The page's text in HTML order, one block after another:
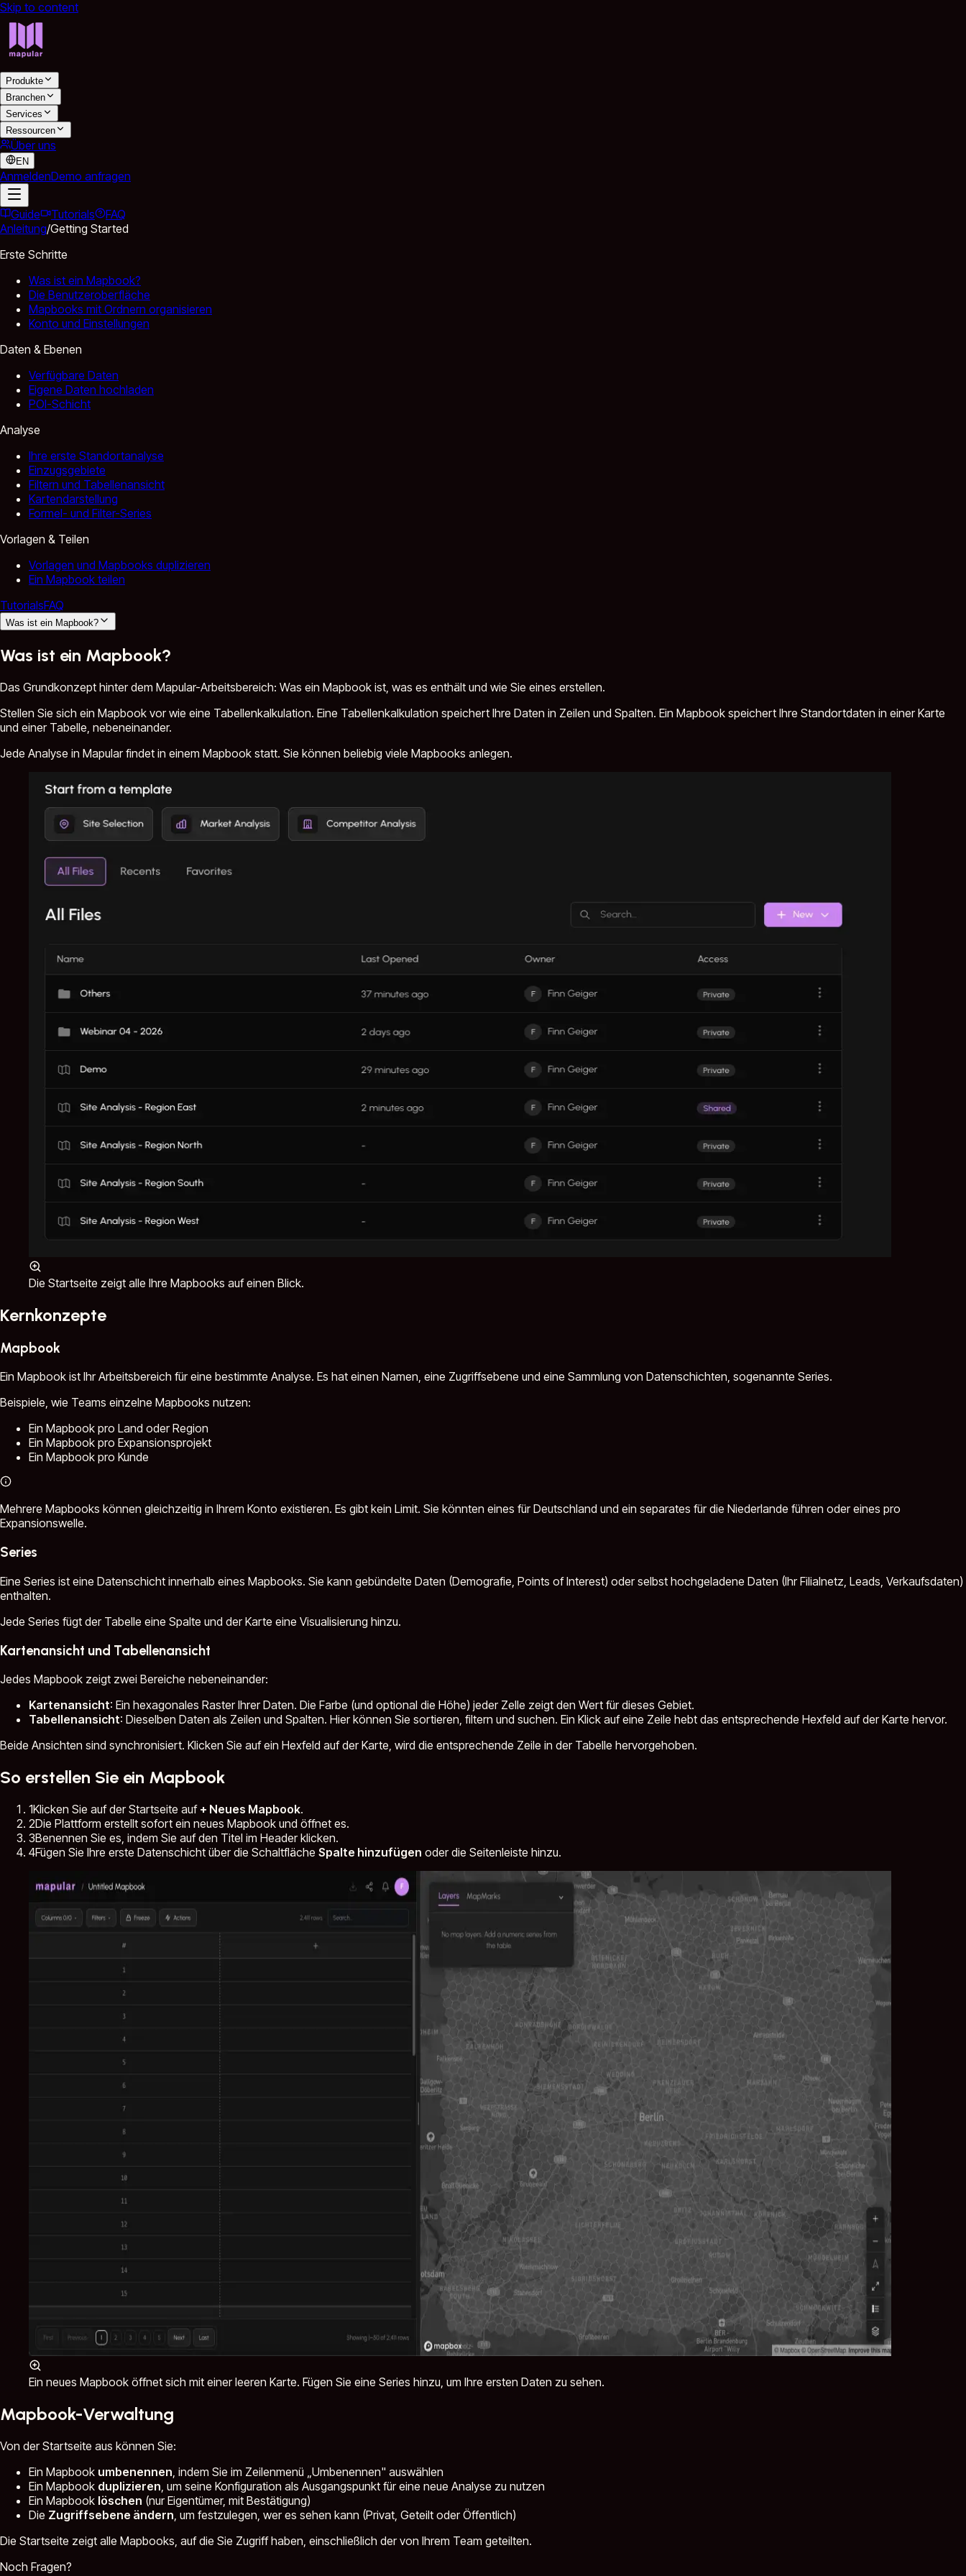
Skip to content
Produkte
Branchen
Services
Ressourcen
Über uns
EN
AnmeldenDemo anfragen
Guide Tutorials
FAQ
Anleitung/Getting Started
Erste Schritte
Was ist ein Mapbook?
Die Benutzeroberfläche
Mapbooks mit Ordnern organisieren
Konto und Einstellungen
Daten & Ebenen
Verfügbare Daten
Eigene Daten hochladen
POI-Schicht
Analyse
Ihre erste Standortanalyse
Einzugsgebiete
Filtern und Tabellenansicht
Kartendarstellung
Formel- und Filter-Series
Vorlagen & Teilen
Vorlagen und Mapbooks duplizieren
Ein Mapbook teilen
TutorialsFAQ
Was ist ein Mapbook?
Was ist ein Mapbook?
Das Grundkonzept hinter dem Mapular-Arbeitsbereich: Was ein Mapbook ist, was es enthält und wie Sie eines erstellen.
Stellen Sie sich ein Mapbook vor wie eine Tabellenkalkulation. Eine Tabellenkalkulation speichert Ihre Daten in Zeilen und Spalten. Ein Mapbook speichert Ihre Standortdaten in einer Karte
und einer Tabelle, nebeneinander.
Jede Analyse in Mapular findet in einem Mapbook statt. Sie können beliebig viele Mapbooks anlegen.
Die Startseite zeigt alle Ihre Mapbooks auf einen Blick.
Kernkonzepte
Mapbook
Ein Mapbook ist Ihr Arbeitsbereich für eine bestimmte Analyse. Es hat einen Namen, eine Zugriffsebene und eine Sammlung von Datenschichten, sogenannte Series.
Beispiele, wie Teams einzelne Mapbooks nutzen:
Ein Mapbook pro Land oder Region
Ein Mapbook pro Expansionsprojekt
Ein Mapbook pro Kunde
Mehrere Mapbooks können gleichzeitig in Ihrem Konto existieren. Es gibt kein Limit. Sie könnten eines für Deutschland und ein separates für die Niederlande führen oder eines pro
Expansionswelle.
Series
Eine Series ist eine Datenschicht innerhalb eines Mapbooks. Sie kann gebündelte Daten (Demografie, Points of Interest) oder selbst hochgeladene Daten (Ihr Filialnetz, Leads, Verkaufsdaten)
enthalten.
Jede Series fügt der Tabelle eine Spalte und der Karte eine Visualisierung hinzu.
Kartenansicht und Tabellenansicht
Jedes Mapbook zeigt zwei Bereiche nebeneinander:
Kartenansicht: Ein hexagonales Raster Ihrer Daten. Die Farbe (und optional die Höhe) jeder Zelle zeigt den Wert für dieses Gebiet.
Tabellenansicht: Dieselben Daten als Zeilen und Spalten. Hier können Sie sortieren, filtern und suchen. Ein Klick auf eine Zeile hebt das entsprechende Hexfeld auf der Karte hervor.
Beide Ansichten sind synchronisiert. Klicken Sie auf ein Hexfeld auf der Karte, wird die entsprechende Zeile in der Tabelle hervorgehoben.
So erstellen Sie ein Mapbook
1Klicken Sie auf der Startseite auf + Neues Mapbook.
2Die Plattform erstellt sofort ein neues Mapbook und öffnet es.
3Benennen Sie es, indem Sie auf den Titel im Header klicken.
4Fügen Sie Ihre erste Datenschicht über die Schaltfläche Spalte hinzufügen oder die Seitenleiste hinzu.
Ein neues Mapbook öffnet sich mit einer leeren Karte. Fügen Sie eine Series hinzu, um Ihre ersten Daten zu sehen.
Mapbook-Verwaltung
Von der Startseite aus können Sie:
Ein Mapbook umbenennen , indem Sie im Zeilenmenü „Umbenennen" auswählen
Ein Mapbook duplizieren , um seine Konfiguration als Ausgangspunkt für eine neue Analyse zu nutzen
Ein Mapbook löschen (nur Eigentümer, mit Bestätigung)
Die Zugriffsebene ändern , um festzulegen, wer es sehen kann (Privat, Geteilt oder Öffentlich)
Die Startseite zeigt alle Mapbooks, auf die Sie Zugriff haben, einschließlich der von Ihrem Team geteilten.
Noch Fragen?